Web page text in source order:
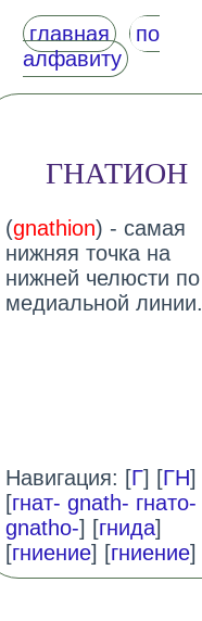
главная
по
алфавиту
ГНАТИОН
(gnathion) - самая
нижняя точка на
нижней челюсти по
медиальной линии.
Навигация: [Г] [ГН]
[гнат- gnath- гнато-
gnatho-] [гнида]
[гниение] [гниение]